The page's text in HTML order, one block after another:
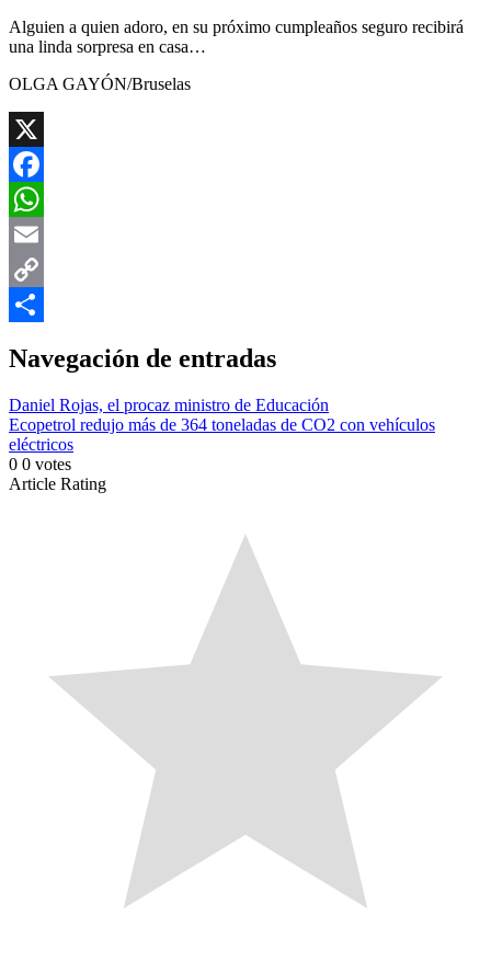
Alguien a quien adoro, en su próximo cumpleaños seguro recibirá
una linda sorpresa en casa…
OLGA GAYÓN/Bruselas
X
Facebook
WhatsApp
Email
Copy
Navegación de entradas
Daniel Rojas, el procaz ministro de Educación
Ecopetrol redujo más de 364 toneladas de CO2 con vehículos
eléctricos
0 0 votes
Article Rating